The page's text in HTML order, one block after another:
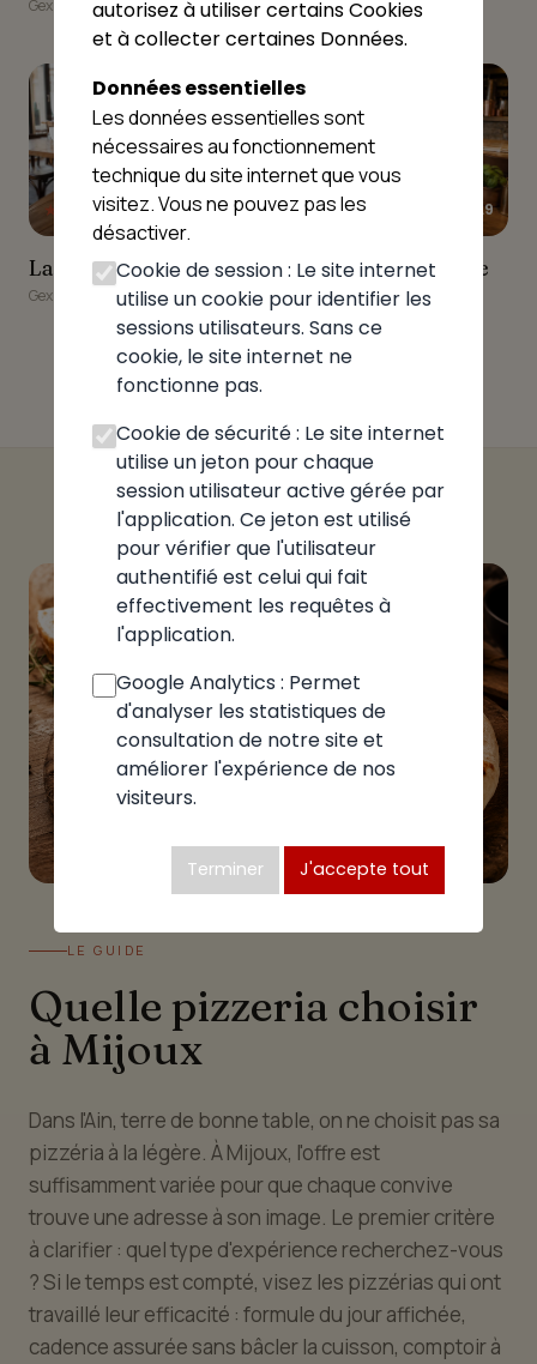
Gex
La Table de la Mainaz
9
★★★★☆ 3.9
La Table de la Mainaz
Gex
Logis Hôtel la Petite
10
★★★★☆ 3.9
Logis Hôtel la Petite
Chaumière
Gex
LE GUIDE
Quelle pizzeria choisir
à Mijoux
Dans l'Ain, terre de bonne table, on ne choisit pas sa
pizzéria à la légère. À Mijoux, l'offre est
suffisamment variée pour que chaque convive
trouve une adresse à son image. Le premier critère
à clarifier : quel type d'expérience recherchez-vous
? Si le temps est compté, visez les pizzérias qui ont
travaillé leur efficacité : formule du jour affichée,
cadence assurée sans bâcler la cuisson, comptoir à
autorisez à utiliser certains Cookies
et à collecter certaines Données.
Données essentielles
Les données essentielles sont
nécessaires au fonctionnement
technique du site internet que vous
visitez. Vous ne pouvez pas les
désactiver.
Cookie de session : Le site internet
utilise un cookie pour identifier les
sessions utilisateurs. Sans ce
cookie, le site internet ne
fonctionne pas.
Cookie de sécurité : Le site internet
utilise un jeton pour chaque
session utilisateur active gérée par
l'application. Ce jeton est utilisé
pour vérifier que l'utilisateur
authentifié est celui qui fait
effectivement les requêtes à
l'application.
Google Analytics : Permet
d'analyser les statistiques de
consultation de notre site et
améliorer l'expérience de nos
visiteurs.
Terminer J'accepte tout